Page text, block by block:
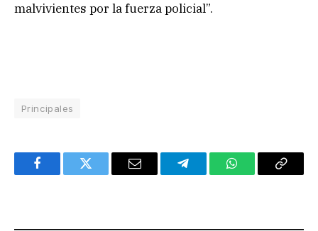
malvivientes por la fuerza policial”.
Principales
FacebookTwitter Email TelegramWhatsAppCopy